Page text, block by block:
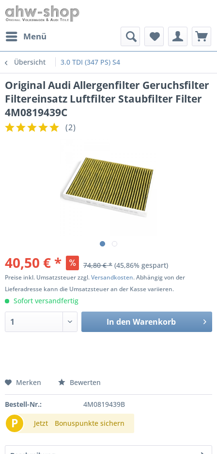
Menü
Übersicht 3.0 TDI (347 PS) S4
Original Audi Allergenfilter Geruchsfilter
Filtereinsatz Luftfilter Staubfilter Filter
4M0819439C
(2)
40,50 € * 74,80 € * (45,86% gespart)
Preise inkl. Umsatzsteuer zzgl.Versandkosten. Abhängig von der
Lieferadresse kann die Umsatzsteuer an der Kasse variieren.
Sofort versandfertig
In den Warenkorb
Merken Bewerten
Bestell-Nr.: 4M0819439B
P Jetzt Bonuspunkte sichern